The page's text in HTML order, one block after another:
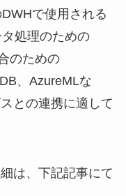
で使用される
処理のための
のための
、AzureMLな
との連携に適して
は、下記記事にて